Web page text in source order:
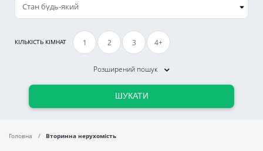
КІЛЬКІСТЬ КІМНАТ 1 2 3 4+
Розширений пошук
ШУКАТИ
Головна Вторинна нерухомість